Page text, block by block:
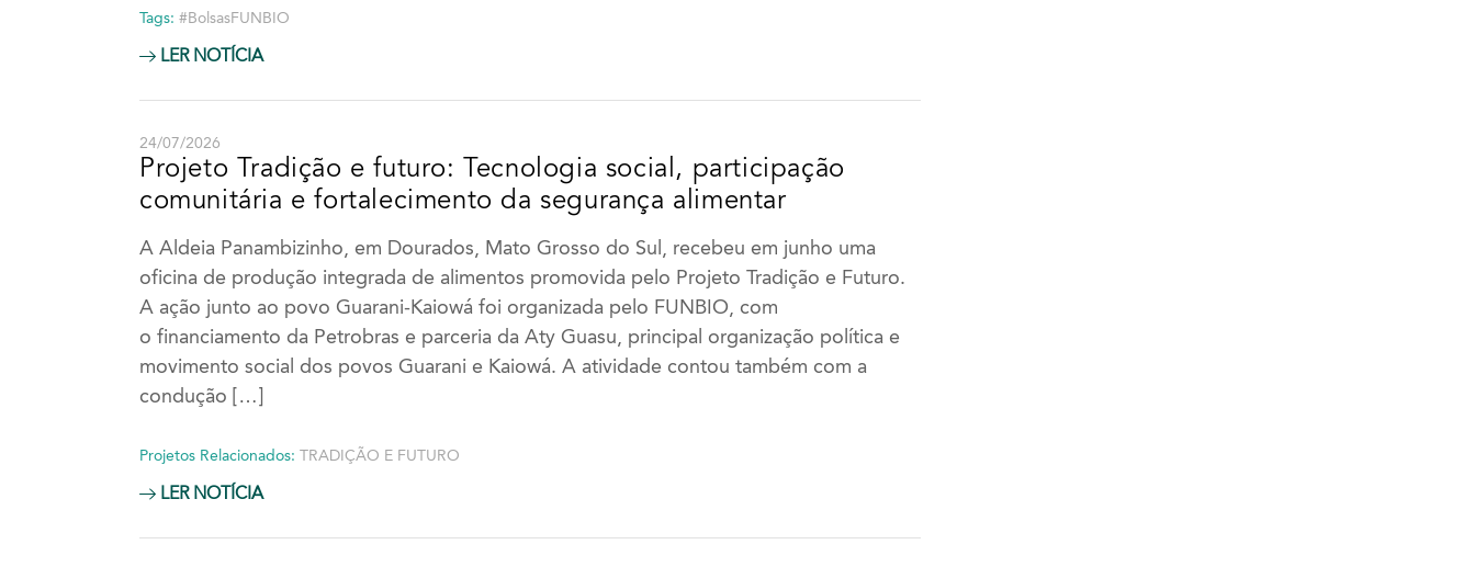
Tags: #BolsasFUNBIO
LER NOTÍCIA
24/07/2026
Projeto Tradição e futuro: Tecnologia social, participação
comunitária e fortalecimento da segurança alimentar
A Aldeia Panambizinho, em Dourados, Mato Grosso do Sul, recebeu em junho uma
oficina de produção integrada de alimentos promovida pelo Projeto Tradição e Futuro.
A ação junto ao povo Guarani-Kaiowá foi organizada pelo FUNBIO, com
o financiamento da Petrobras e parceria da Aty Guasu, principal organização política e
movimento social dos povos Guarani e Kaiowá. A atividade contou também com a
condução […]
Projetos Relacionados: TRADIÇÃO E FUTURO
LER NOTÍCIA